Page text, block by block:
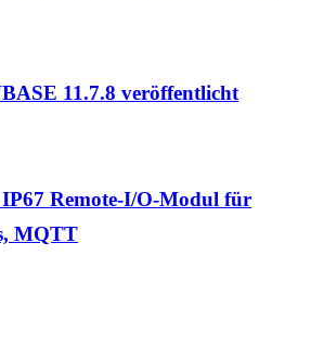
11.7.8 veröffentlicht
Remote-I/O-Modul für
MQTT